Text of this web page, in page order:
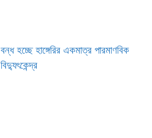
বন্ধ হচ্ছে হাঙ্গেরির একমাত্র পারমাণবিক
বিদ্যুৎকেন্দ্র